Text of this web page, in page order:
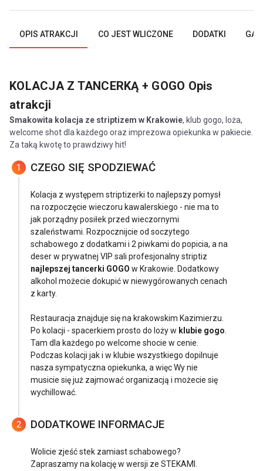
OPIS ATRAKCJI CO JEST WLICZONE DODATKI
KOLACJA Z TANCERKĄ + GOGO Opis
atrakcji
Smakowita kolacja ze striptizem w Krakowie, klub gogo, loża,
welcome shot dla każdego oraz imprezowa opiekunka w pakiecie.
Za taką kwotę to prawdziwy hit!
1 CZEGO SIĘ SPODZIEWAĆ
Kolacja z występem striptizerki to najlepszy pomysł
na rozpoczęcie wieczoru kawalerskiego - nie ma to
jak porządny posiłek przed wieczornymi
szaleństwami. Rozpocznijcie od soczytego
schabowego z dodatkami i 2 piwkami do popicia, a na
deser w prywatnej VIP sali profesjonalny striptiz
najlepszej tancerki GOGO w Krakowie. Dodatkowy
alkohol możecie dokupić w niewygórowanych cenach
z karty.
Restauracja znajduje się na krakowskim Kazimierzu.
Po kolacji - spacerkiem prosto do loży w klubie gogo
Tam dla każdego po welcome shocie w cenie.
Podczas kolacji jak i w klubie wszystkiego dopilnuje
nasza sympatyczna opiekunka, a więc Wy nie
musicie się już zajmować organizacją i możecie się
wychillować.
2 DODATKOWE INFORMACJE
Wolicie zjeść stek zamiast schabowego?
Zapraszamy na kolację w wersji ze STEKAMI.